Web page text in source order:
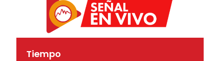
Tiempo